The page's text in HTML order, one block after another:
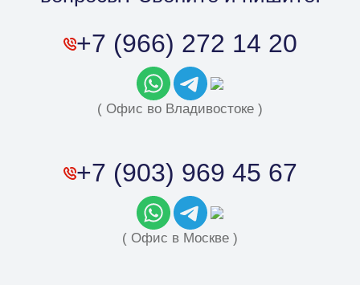
+7 (966) 272 14 20
( Офис во Владивостоке )
+7 (903) 969 45 67
( Офис в Москве )